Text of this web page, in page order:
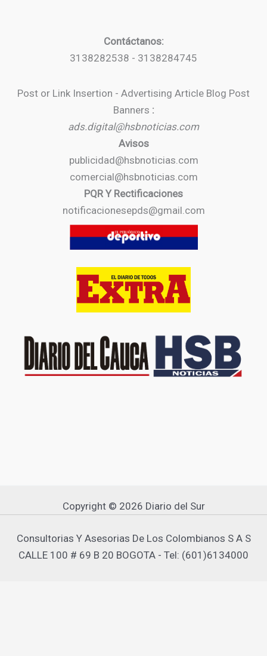
Contáctanos:
3138282538 - 3138284745
Post or Link Insertion - Advertising Article Blog Post
Banners :
ads.digital@hsbnoticias.com
Avisos
publicidad@hsbnoticias.com
comercial@hsbnoticias.com
PQR Y Rectificaciones
notificacionesepds@gmail.com
Copyright © 2026 Diario del Sur
Consultorias Y Asesorias De Los Colombianos S A S
CALLE 100 # 69 B 20 BOGOTA - Tel: (601)6134000